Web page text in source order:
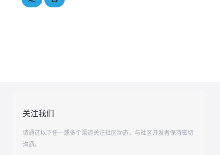
关注我们
请通过以下任一或多个渠道关注社区动态，与社区开发者保持密切
沟通。